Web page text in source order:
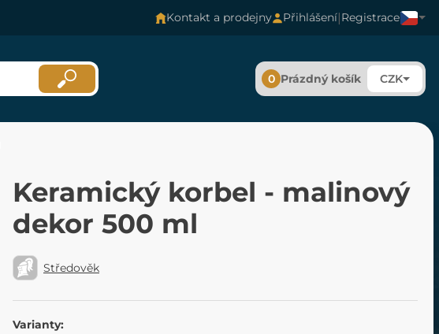
Kontakt a prodejny Přihlášení|Registrace
0 Prázdný košík CZK
Keramický korbel - malinový
dekor 500 ml
Středověk
Varianty: